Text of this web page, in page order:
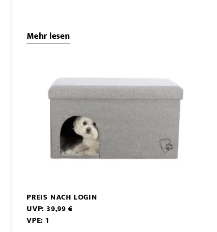
Mehr lesen
PREIS NACH LOGIN
UVP: 39,99 €
VPE: 1